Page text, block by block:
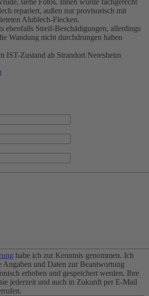
repariert, außen nur provisorisch mit
Alublech-Flecken.
ebenfalls Streif-Beschädigungen, allerdings
Wandung nicht durchdrungen haben
IST-Zustand ab Strandort Neresheim
habe ich zur Kenntnis genommen. Ich
Angaben und Daten zur Beantwortung
erhoben und gespeichert werden. Ihre
jederzeit und auch in Zukunft per E-Mail